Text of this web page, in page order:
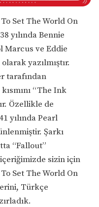
Set The World On
yılında Bennie
Marcus ve Eddie
yazılmıştır.
tarafından
“The Ink
Özellikle de
yılında Pearl
Şarkı
“Fallout”
sizin için
Set The World On
Türkçe